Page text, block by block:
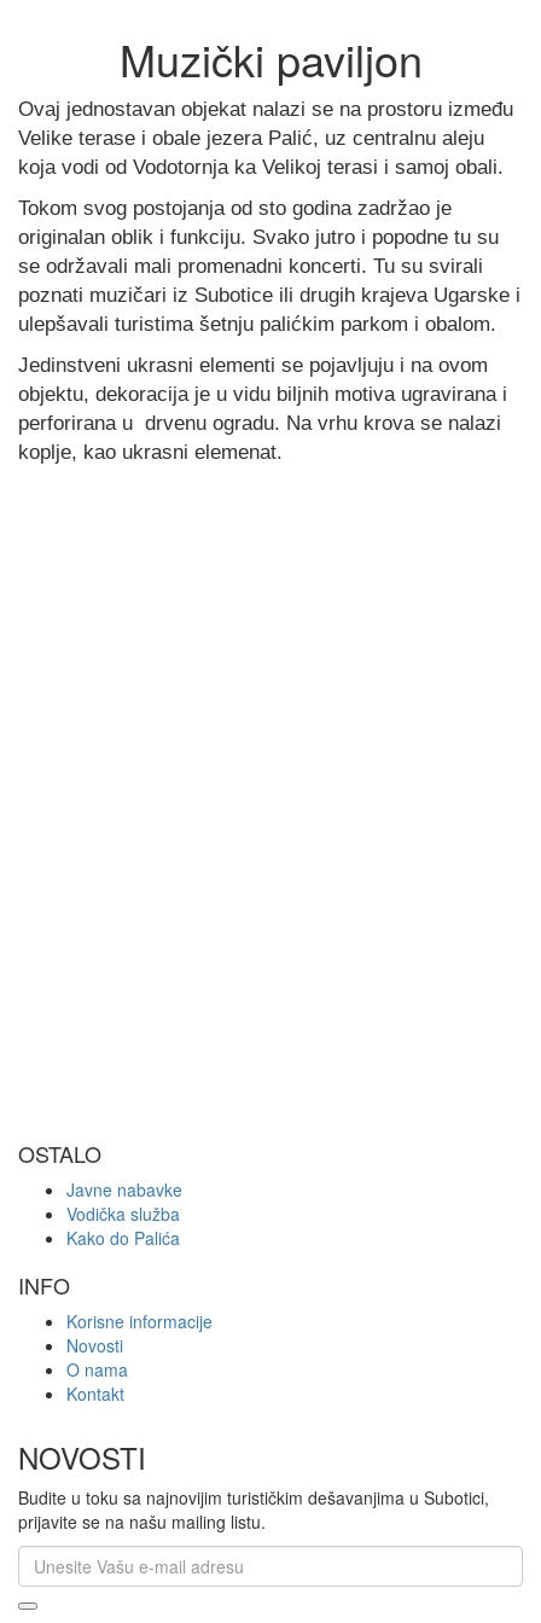
Muzički paviljon
Ovaj jednostavan objekat nalazi se na prostoru između
Velike terase i obale jezera Palić, uz centralnu aleju
koja vodi od Vodotornja ka Velikoj terasi i samoj obali.
Tokom svog postojanja od sto godina zadržao je
originalan oblik i funkciju. Svako jutro i popodne tu su
se održavali mali promenadni koncerti. Tu su svirali
poznati muzičari iz Subotice ili drugih krajeva Ugarske i
ulepšavali turistima šetnju palićkim parkom i obalom.
Jedinstveni ukrasni elementi se pojavljuju i na ovom
objektu, dekoracija je u vidu biljnih motiva ugravirana i
perforirana u drvenu ogradu. Na vrhu krova se nalazi
koplje, kao ukrasni elemenat.
OSTALO
Javne nabavke
Vodička služba
Kako do Palića
INFO
Korisne informacije
Novosti
O nama
Kontakt
NOVOSTI
Budite u toku sa najnovijim turističkim dešavanjima u Subotici,
prijavite se na našu mailing listu.